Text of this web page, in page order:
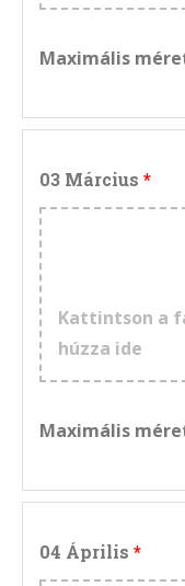
Maximális
03 Március
Kattintson a
húzza ide
Maximális
04 Április